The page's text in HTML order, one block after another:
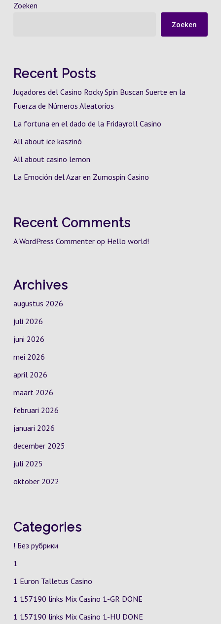
Zoeken
Zoeken
Recent Posts
Jugadores del Casino Rocky Spin Buscan Suerte en la
Fuerza de Números Aleatorios
La fortuna en el dado de la Fridayroll Casino
All about ice kaszinó
All about casino lemon
La Emoción del Azar en Zumospin Casino
Recent Comments
A WordPress Commenterop Hello world!
Archives
augustus 2026
juli 2026
juni 2026
mei 2026
april 2026
maart 2026
februari 2026
januari 2026
december 2025
juli 2025
oktober 2022
Categories
! Без рубрики
1
1 Euron Talletus Casino
1 157190 links Mix Casino 1-GR DONE
1 157190 links Mix Casino 1-HU DONE